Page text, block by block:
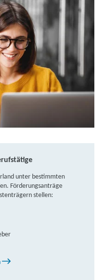
unter bestimmten
Förderungsanträge
stellen: